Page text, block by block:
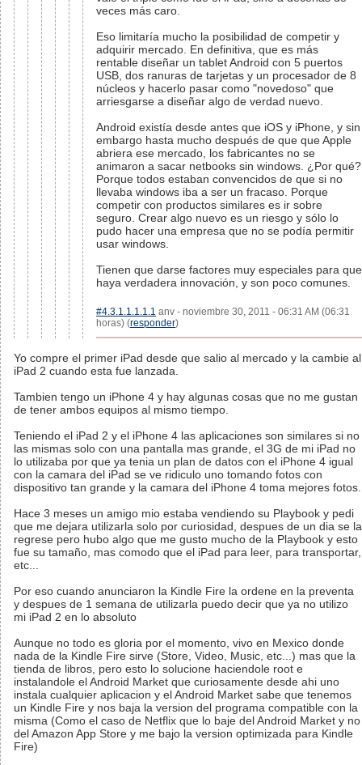
veces más caro.
Eso limitaría mucho la posibilidad de competir y
adquirir mercado. En definitiva, que es más
rentable diseñar un tablet Android con 5 puertos
USB, dos ranuras de tarjetas y un procesador de 8
núcleos y hacerlo pasar como "novedoso" que
arriesgarse a diseñar algo de verdad nuevo.
Android existía desde antes que iOS y iPhone, y sin
embargo hasta mucho después de que que Apple
abriera ese mercado, los fabricantes no se
animaron a sacar netbooks sin windows. ¿Por qué?
Porque todos estaban convencidos de que si no
llevaba windows iba a ser un fracaso. Porque
competir con productos similares es ir sobre
seguro. Crear algo nuevo es un riesgo y sólo lo
pudo hacer una empresa que no se podía permitir
usar windows.
Tienen que darse factores muy especiales para que
haya verdadera innovación, y son poco comunes.
#4.3.1.1.1.1.1 anv - noviembre 30, 2011 - 06:31 AM (06:31
horas) (responder)
Yo compre el primer iPad desde que salio al mercado y la cambie al
iPad 2 cuando esta fue lanzada.
Tambien tengo un iPhone 4 y hay algunas cosas que no me gustan
de tener ambos equipos al mismo tiempo.
Teniendo el iPad 2 y el iPhone 4 las aplicaciones son similares si no
las mismas solo con una pantalla mas grande, el 3G de mi iPad no
lo utilizaba por que ya tenia un plan de datos con el iPhone 4 igual
con la camara del iPad se ve ridiculo uno tomando fotos con
dispositivo tan grande y la camara del iPhone 4 toma mejores fotos.
Hace 3 meses un amigo mio estaba vendiendo su Playbook y pedi
que me dejara utilizarla solo por curiosidad, despues de un dia se la
regrese pero hubo algo que me gusto mucho de la Playbook y esto
fue su tamaño, mas comodo que el iPad para leer, para transportar,
etc...
Por eso cuando anunciaron la Kindle Fire la ordene en la preventa
y despues de 1 semana de utilizarla puedo decir que ya no utilizo
mi iPad 2 en lo absoluto
Aunque no todo es gloria por el momento, vivo en Mexico donde
nada de la Kindle Fire sirve (Store, Video, Music, etc...) mas que la
tienda de libros, pero esto lo solucione haciendole root e
instalandole el Android Market que curiosamente desde ahi uno
instala cualquier aplicacion y el Android Market sabe que tenemos
un Kindle Fire y nos baja la version del programa compatible con la
misma (Como el caso de Netflix que lo baje del Android Market y no
del Amazon App Store y me bajo la version optimizada para Kindle
Fire)